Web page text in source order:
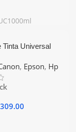
Tinta Universal
Canon Brother Hp
, Epson, Hp
309.00